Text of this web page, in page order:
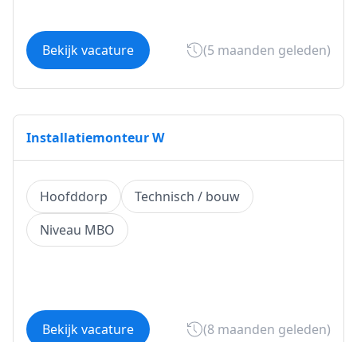
Bekijk vacature (5 maanden geleden)
Installatiemonteur W
Hoofddorp
Technisch / bouw
Niveau MBO
Bekijk vacature (8 maanden geleden)